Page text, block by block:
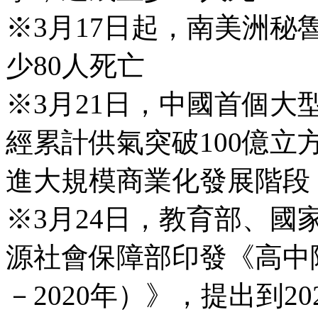
※3月17日起，南美洲秘
少80人死亡
※3月21日，中國首個
經累計供氣突破100億立
進大規模商業化發展階段
※3月24日，教育部、國
源社會保障部印發《高
－2020年）》，提出到